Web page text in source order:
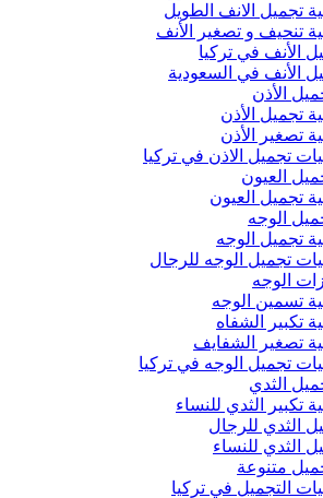
تجميل الانف الطويل
تنحيف و تصغير الأنف
الأنف في تركيا
الأنف في السعودية
الأذن
تجميل الأذن
تصغير الأذن
تجميل الاذن في تركيا
العيون
تجميل العيون
الوجه
تجميل الوجه
تجميل الوجه للرجال
الوجه
تسمين الوجه
تكبير الشفاه
تصغير الشفايف
تجميل الوجه في تركيا
الثدي
تكبير الثدي للنساء
الثدي للرجال
الثدي ‏للنساء
متنوعة
التجميل في تركيا